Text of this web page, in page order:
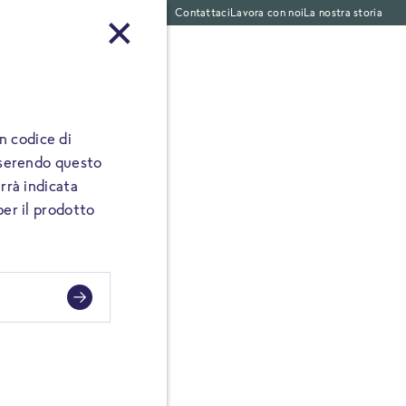
ContattaciLavora con noiLa nostra storia
codice di
questo
indicata
il prodotto